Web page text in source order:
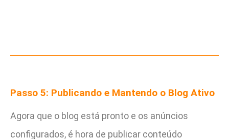
Passo 5: Publicando e Mantendo o Blog Ativo
Agora que o blog está pronto e os anúncios
configurados, é hora de publicar conteúdo